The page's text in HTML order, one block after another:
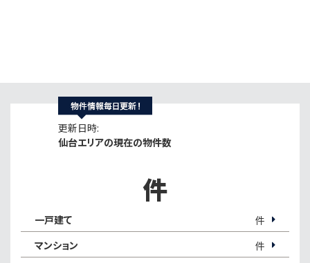
更新日時:
仙台エリアの現在の物件数
件
一戸建て
件
マンション
件